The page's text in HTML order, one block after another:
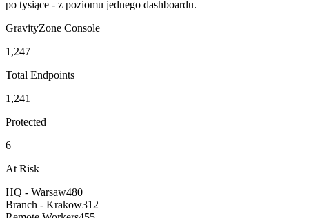
po tysiące - z poziomu jednego dashboardu.
GravityZone Console
1,247
Total Endpoints
1,241
Protected
6
At Risk
HQ - Warsaw480
Branch - Krakow312